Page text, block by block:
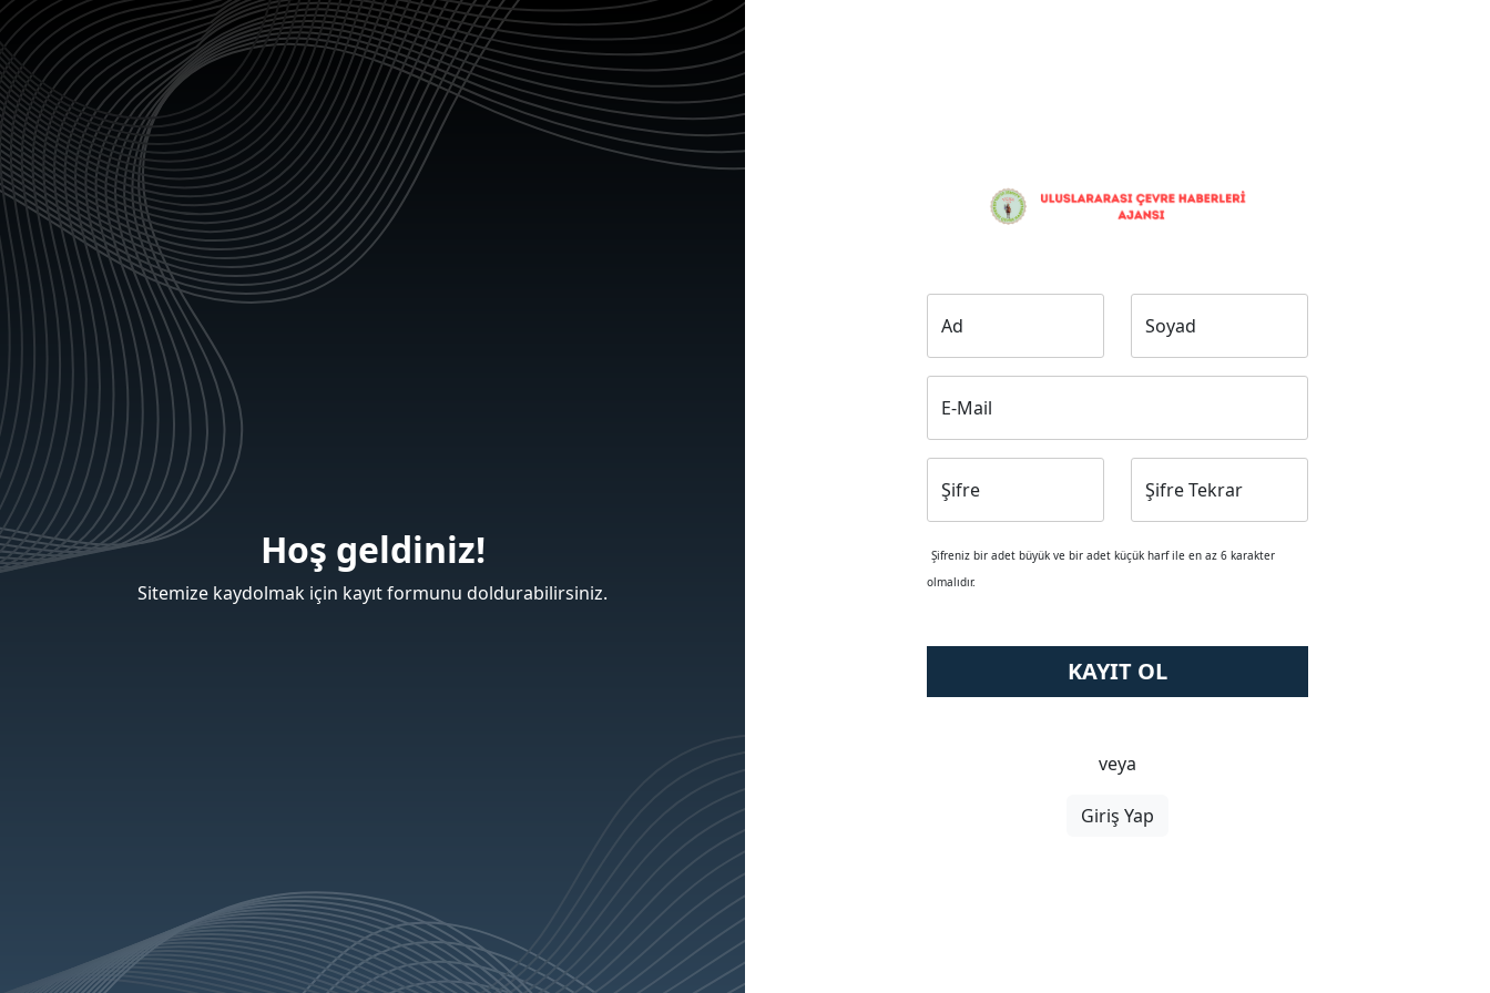
Hoş geldiniz!
Sitemize kaydolmak için kayıt formunu doldurabilirsiniz.
Ad Soyad
E-Mail
Şifre Şifre Tekrar
Şifreniz bir adet büyük ve bir adet küçük harf ile en az 6 karakter
olmalıdır.
KAYIT OL
veya
Giriş Yap